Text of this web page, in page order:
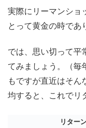
実際にリーマンショ
とって黄金の時であ
では、思い切って平
てみましょう。（毎
もですが直近はそん
均すると、これでリ
リター